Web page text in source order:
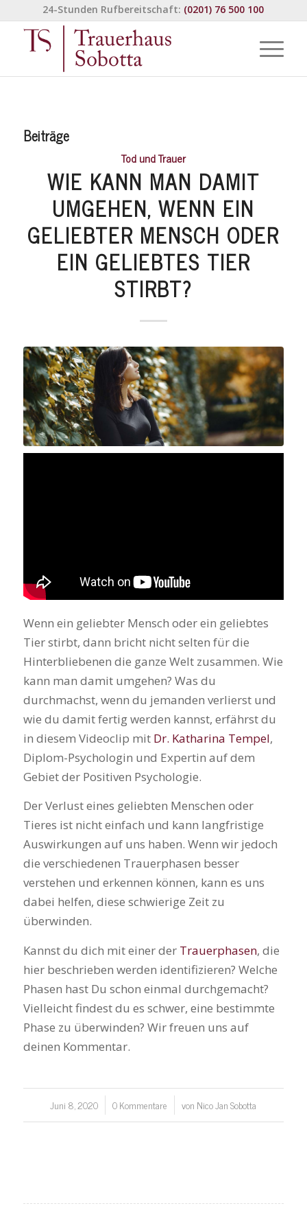
24-Stunden Rufbereitschaft: (0201) 76 500 100
Beiträge
Tod und Trauer
WIE KANN MAN DAMIT
UMGEHEN, WENN EIN
GELIEBTER MENSCH ODER
EIN GELIEBTES TIER
STIRBT?
Wenn ein geliebter Mensch oder ein geliebtes
Tier stirbt, dann bricht nicht selten für die
Hinterbliebenen die ganze Welt zusammen. Wie
kann man damit umgehen? Was du
durchmachst, wenn du jemanden verlierst und
wie du damit fertig werden kannst, erfährst du
in diesem Videoclip mit Dr. Katharina Tempel,
Diplom-Psychologin und Expertin auf dem
Gebiet der Positiven Psychologie.
Der Verlust eines geliebten Menschen oder
Tieres ist nicht einfach und kann langfristige
Auswirkungen auf uns haben. Wenn wir jedoch
die verschiedenen Trauerphasen besser
verstehen und erkennen können, kann es uns
dabei helfen, diese schwierige Zeit zu
überwinden.
Kannst du dich mit einer der Trauerphasen, die
hier beschrieben werden identifizieren? Welche
Phasen hast Du schon einmal durchgemacht?
Vielleicht findest du es schwer, eine bestimmte
Phase zu überwinden? Wir freuen uns auf
deinen Kommentar.
Juni 8, 2020
/ 0 Kommentare
/ von Nico Jan Sobotta